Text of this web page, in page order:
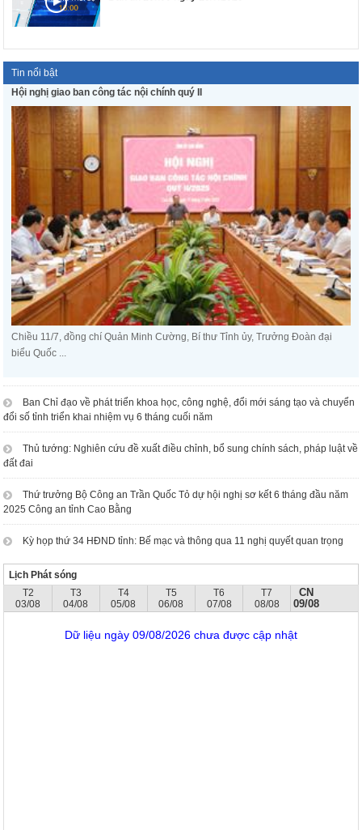
Tin nổi bật
Hội nghị giao ban công tác nội chính quý II
Chiều 11/7, đồng chí Quản Minh Cường, Bí thư Tỉnh ủy, Trưởng Đoàn đại
biểu Quốc ...
Ban Chỉ đạo về phát triển khoa học, công nghệ, đổi mới sáng tạo và chuyển
đổi số tỉnh triển khai nhiệm vụ 6 tháng cuối năm
Thủ tướng: Nghiên cứu đề xuất điều chỉnh, bổ sung chính sách, pháp luật về
đất đai
Thứ trưởng Bộ Công an Trần Quốc Tỏ dự hội nghị sơ kết 6 tháng đầu năm
2025 Công an tỉnh Cao Bằng
Kỳ họp thứ 34 HĐND tỉnh: Bế mạc và thông qua 11 nghị quyết quan trọng
Lịch Phát sóng
T2
03/08
T3
04/08
T4
05/08
T5
06/08
T6
07/08
T7
08/08
CN
09/08
Dữ liệu ngày 09/08/2026 chưa được cập nhật